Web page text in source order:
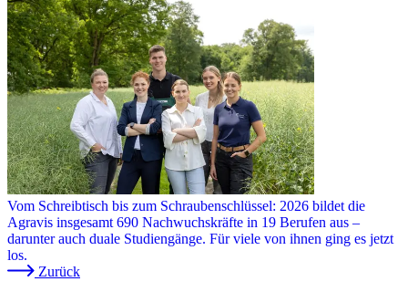
Vom Schreibtisch bis zum Schraubenschlüssel: 2026 bildet die
Agravis insgesamt 690 Nachwuchskräfte in 19 Berufen aus –
darunter auch duale Studiengänge. Für viele von ihnen ging es jetzt
los.
Zurück